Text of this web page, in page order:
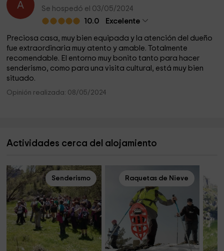
A
Se hospedó el 03/05/2024
10.0
Excelente
Preciosa casa, muy bien equipada y la atención del dueño
fue extraordinaria muy atento y amable. Totalmente
recomendable. El entorno muy bonito tanto para hacer
senderismo, como para una visita cultural, está muy bien
situado.
Opinión realizada: 08/05/2024
Actividades cerca del alojamiento
Senderismo Raquetas de Nieve